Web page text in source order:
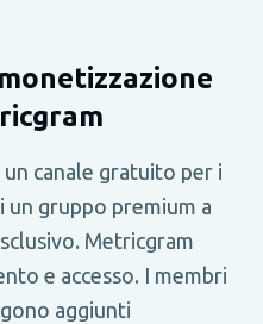
canale gratuito per i
gruppo premium a
Metricgram
e accesso. I membri
aggiunti